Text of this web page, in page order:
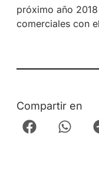
próximo año
comerciales con
Compartir en